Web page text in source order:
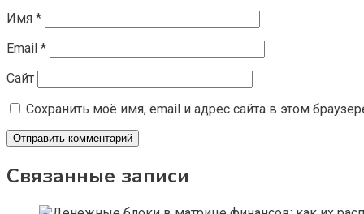
Имя *
Email *
Сайт
Сохранить моё имя, email и адрес сайта в этом
Связанные записи